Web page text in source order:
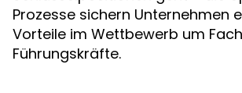
Prozesse sichern Unternehmen
Vorteile im Wettbewerb um
Führungskräfte.